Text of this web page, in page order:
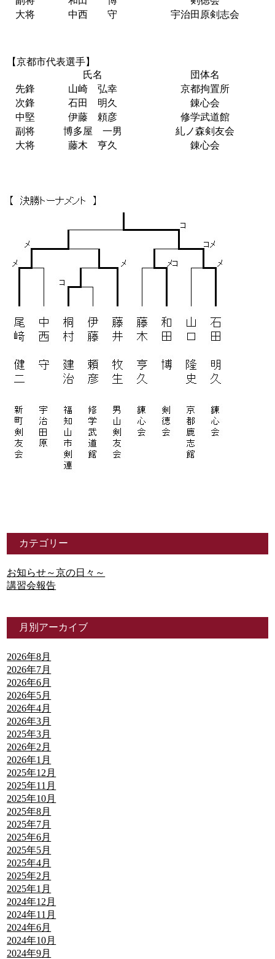
大将
中西 守 宇治田原剣志会
【京都市代表選手】
氏名
団体名
先鋒
山崎 弘幸
京都拘置所
次鋒
石田 明久
錬心会
中堅
伊藤 頼彦
修学武道館
副将
博多屋 一男
糺ノ森剣友会
大将
藤木 亨久 錬心会
カテゴリー
お知らせ～京の日々～
講習会報告
月別アーカイブ
2026年8月
2026年7月
2026年6月
2026年5月
2026年4月
2026年3月
2025年3月
2026年2月
2026年1月
2025年12月
2025年11月
2025年10月
2025年8月
2025年7月
2025年6月
2025年5月
2025年4月
2025年2月
2025年1月
2024年12月
2024年11月
2024年6月
2024年10月
2024年9月